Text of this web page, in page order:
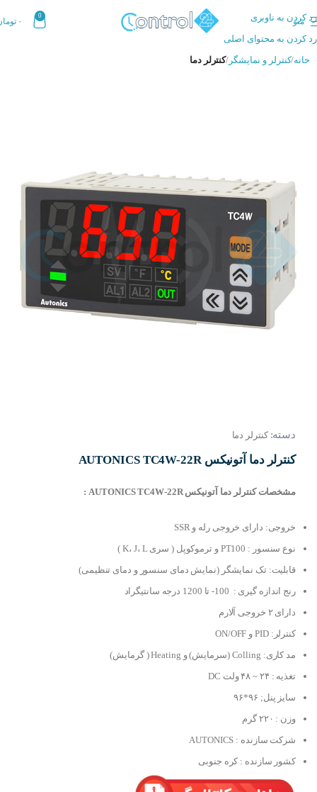
رد کردن به ناوبری
رد کردن به محتوای اصلی
منو
0
۰
خانه کنترلر و نمایشگر کنترلر دما
دسته: کنترلر دما
کنترلر دما آتونیکس AUTONICS TC4W-22R
مشخصات کنترلر دما آتونیکس AUTONICS TC4W-22R :
خروجی: دارای خروجی رله و SSR
نوع سنسور : PT100 و ترموکوپل ( سری K، J، L )
قابلیت: تک نمایشگر (نمایش دمای سنسور و دمای تنظیمی)
رنج اندازه گیری : 100- تا 1200 درجه سانتیگراد
دارای ۲ خروجی آلارم
کنترلر: PID و ON/OFF
مد کاری: Colling (سرمایش) و Heating ( گرمایش)
تغذیه : ۲۴ ~ ۴۸ ولت DC
سایز پنل; ۹۶*۹۶
وزن : ۲۲۰ گرم
شرکت سازنده : AUTONICS
کشور سازنده : کره جنوبی